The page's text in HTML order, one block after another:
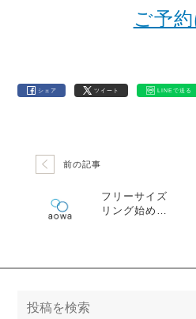
ご予
シェア ツイート LINEで送る
前の記事
フリーサイズ
リング始めま